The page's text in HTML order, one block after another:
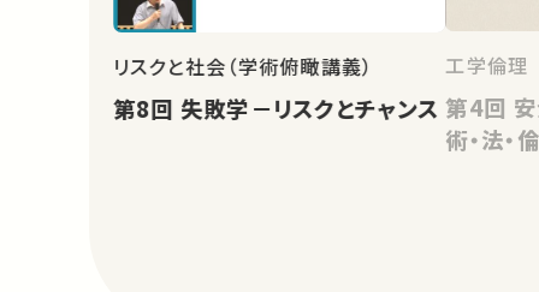
リスクと社会（学術俯瞰講義）
第8回 失敗学－リスクとチャンス
工学倫理
第4回 安全確保の潮流 －科学技
術・法・